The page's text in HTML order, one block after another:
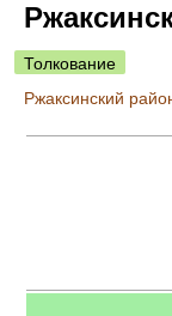
Толкование
Ржаксинский